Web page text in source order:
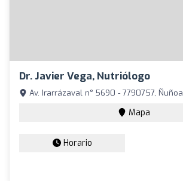
Dr. Javier Vega, Nutriólogo
Av. Irarrázaval n° 5690 - 7790757, Ñuñoa
Mapa
Horario